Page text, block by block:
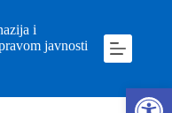
i
javnosti